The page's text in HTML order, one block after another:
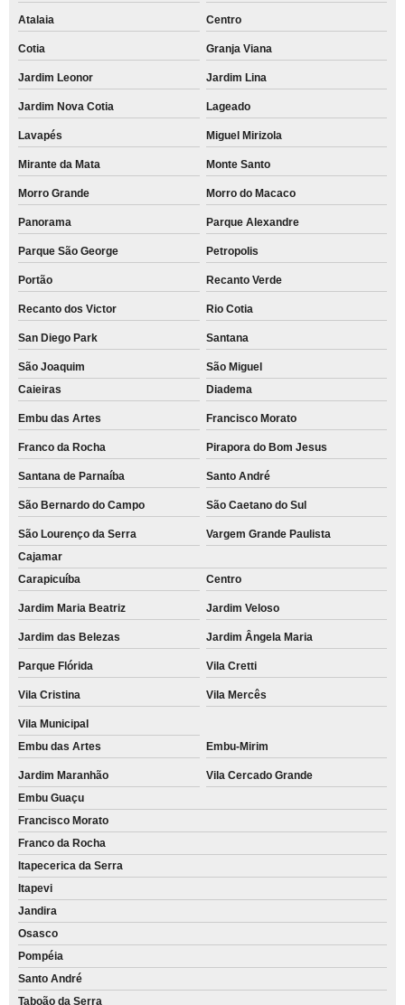
Atalaia Centro
Cotia Granja Viana
Jardim Leonor Jardim Lina
Jardim Nova Cotia Lageado
Lavapés Miguel Mirizola
Mirante da Mata Monte Santo
Morro Grande Morro do Macaco
Panorama Parque Alexandre
Parque São George Petropolis
Portão Recanto Verde
Recanto dos Victor Rio Cotia
San Diego Park Santana
São Joaquim
São Miguel
Caieiras
Diadema
Embu das Artes Francisco Morato
Franco da Rocha Pirapora do Bom Jesus
Santana de Parnaíba Santo André
São Bernardo do Campo São Caetano do Sul
São Lourenço da Serra
Vargem Grande Paulista
Cajamar
Carapicuíba
Centro
Jardim Maria Beatriz Jardim Veloso
Jardim das Belezas Jardim Ângela Maria
Parque Flórida Vila Cretti
Vila Cristina Vila Mercês
Vila Municipal
Embu das Artes
Embu-Mirim
Jardim Maranhão
Vila Cercado Grande
Embu Guaçu
Francisco Morato
Franco da Rocha
Itapecerica da Serra
Itapevi
Jandira
Osasco
Pompéia
Santo André
Taboão da Serra